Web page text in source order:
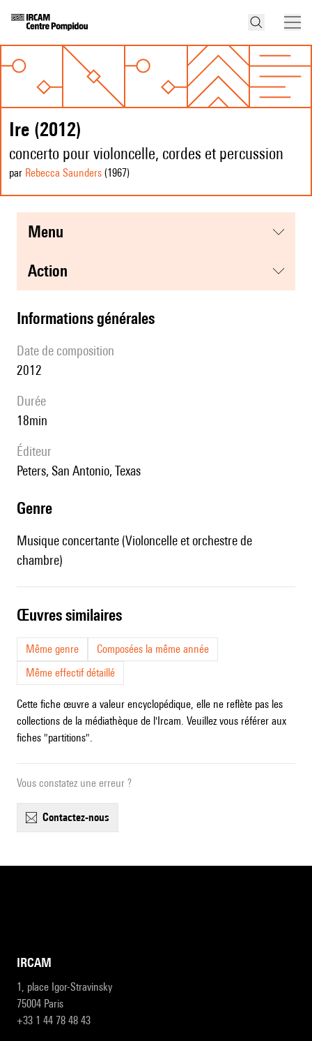
Ire (2012)
concerto pour violoncelle, cordes et percussion
par Rebecca Saunders (1967)
menu
action
informations générales
date de composition
2012
durée
18min
éditeur
Peters, San Antonio, Texas
genre
Musique concertante (Violoncelle et orchestre de
chambre)
œuvres similaires
Même genre
Composées la même année
Même effectif détaillé
Cette fiche œuvre a valeur encyclopédique, elle ne reflète pas les
collections de la médiathèque de l'Ircam. Veuillez vous référer aux
fiches "partitions".
Vous constatez une erreur ?
contactez-nous
IRCAM
1, place Igor-Stravinsky
75004 Paris
+33 1 44 78 48 43